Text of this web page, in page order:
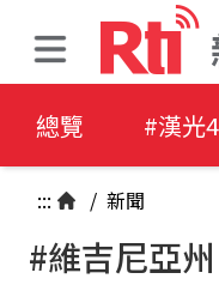
總覽 #漢光
::: / 新聞
#維吉尼亞州